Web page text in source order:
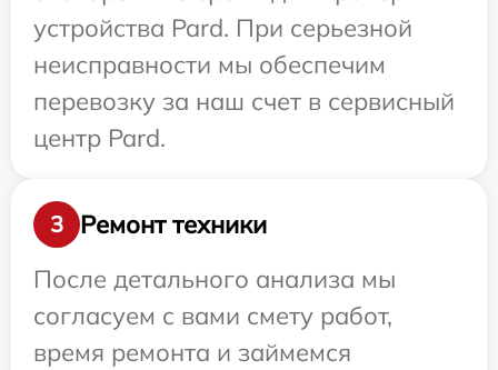
устройства Pard. При серьезной
неисправности мы обеспечим
перевозку за наш счет в сервисный
центр Pard.
3
Ремонт техники
После детального анализа мы
согласуем с вами смету работ,
время ремонта и займемся